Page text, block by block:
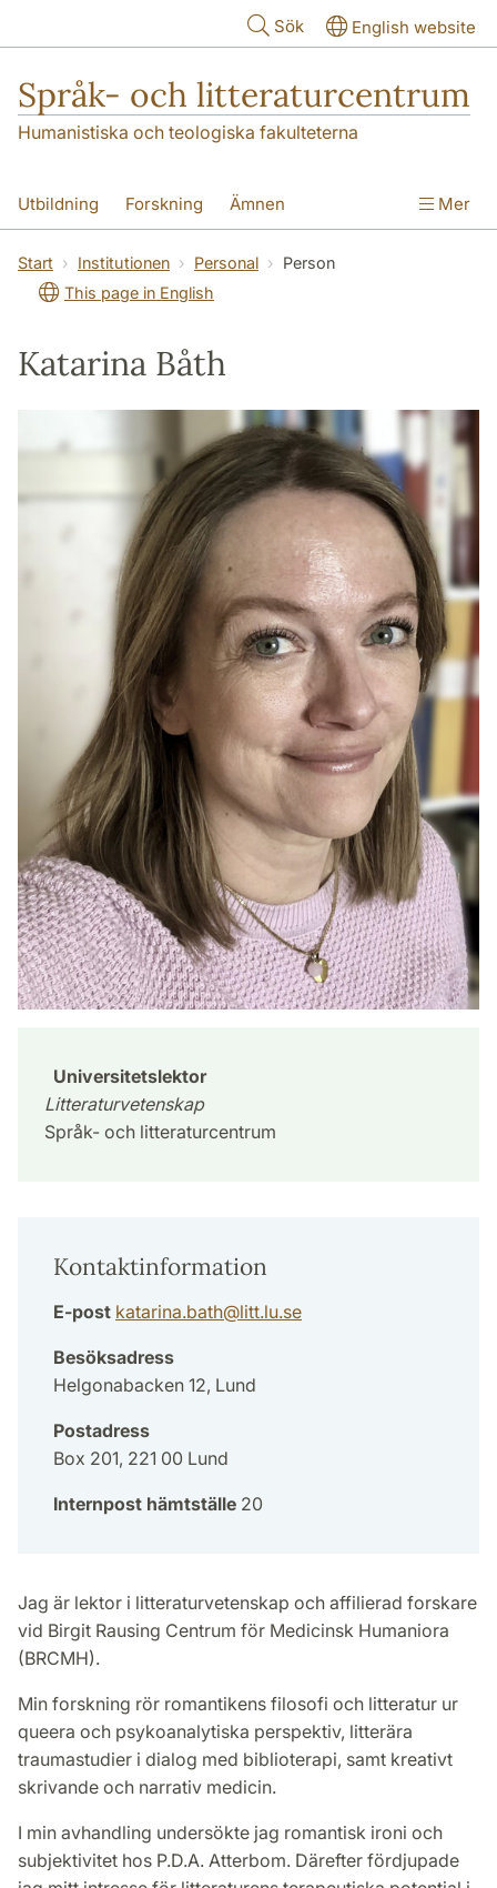
Sök English website
Språk- och litteraturcentrum
Humanistiska och teologiska fakulteterna
Utbildning Forskning Ämnen
SOL-husen Kontakt Institutionen
översättning till svenska
Mer
Start Institutionen Personal
Person
This page in English
Katarina Båth
Universitetslektor
Litteraturvetenskap
Språk- och litteraturcentrum
Kontaktinformation
E-post katarina.bath@litt.lu.se
Besöksadress
Helgonabacken 12, Lund
Postadress
Box 201, 221 00 Lund
Internpost hämtställe 20
Jag är lektor i litteraturvetenskap och affilierad forskare
vid Birgit Rausing Centrum för Medicinsk Humaniora
(BRCMH).
Min forskning rör romantikens filosofi och litteratur ur
queera och psykoanalytiska perspektiv, litterära
traumastudier i dialog med biblioterapi, samt kreativt
skrivande och narrativ medicin.
I min avhandling undersökte jag romantisk ironi och
subjektivitet hos P.D.A. Atterbom. Därefter fördjupade